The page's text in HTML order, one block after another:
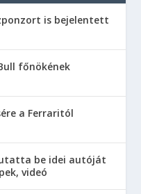
is bejelentett
főnökének
a Ferraritól
be idei autóját
videó